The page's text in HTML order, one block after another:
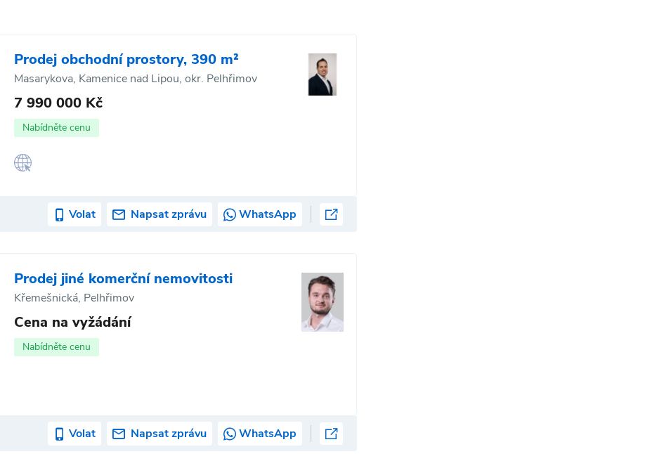
Prodej obchodní prostory, 390 m²
Masarykova, Kamenice nad Lipou, okr. Pelhřimov
7 990 000 Kč
Nabídněte cenu
Volat Napsat zprávu WhatsApp
Prodej jiné komerční nemovitosti
Křemešnická, Pelhřimov
Cena na vyžádání
Nabídněte cenu
Volat Napsat zprávu WhatsApp